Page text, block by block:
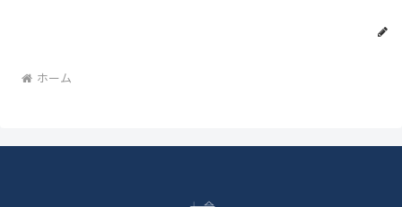
ホーム